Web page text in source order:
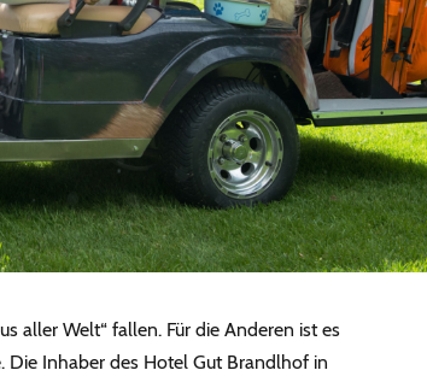
aller Welt“ fallen. Für die Anderen ist es
Die Inhaber des Hotel Gut Brandlhof in